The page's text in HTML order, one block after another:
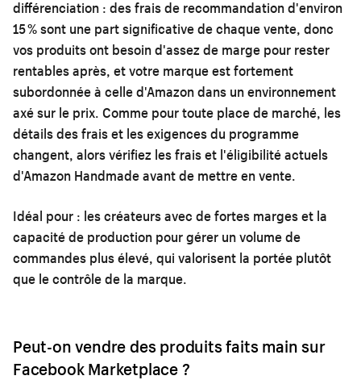
différenciation : des frais de recommandation d'environ
15 % sont une part significative de chaque vente, donc
vos produits ont besoin d'assez de marge pour rester
rentables après, et votre marque est fortement
subordonnée à celle d'Amazon dans un environnement
axé sur le prix. Comme pour toute place de marché, les
détails des frais et les exigences du programme
changent, alors vérifiez les frais et l'éligibilité actuels
d'Amazon Handmade avant de mettre en vente.
Idéal pour : les créateurs avec de fortes marges et la
capacité de production pour gérer un volume de
commandes plus élevé, qui valorisent la portée plutôt
que le contrôle de la marque.
Peut-on vendre des produits faits main sur
Facebook Marketplace ?